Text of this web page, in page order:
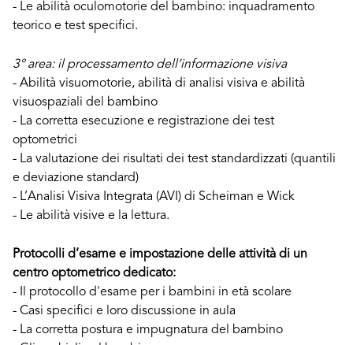
- Le abilità oculomotorie del bambino: inquadramento
teorico e test specifici.
3° area: il processamento dell’informazione visiva
- Abilità visuomotorie, abilità di analisi visiva e abilità
visuospaziali del bambino
- La corretta esecuzione e registrazione dei test
optometrici
- La valutazione dei risultati dei test standardizzati (quantili
e deviazione standard)
- L’Analisi Visiva Integrata (AVI) di Scheiman e Wick
- Le abilità visive e la lettura.
Protocolli d’esame e impostazione delle attività di un
centro optometrico dedicato:
- Il protocollo d'esame per i bambini in età scolare
- Casi specifici e loro discussione in aula
- La corretta postura e impugnatura del bambino